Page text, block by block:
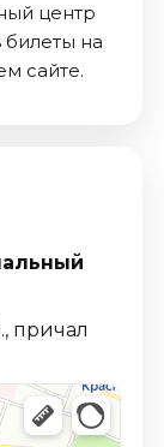
центр
билеты на
сайте.
причал